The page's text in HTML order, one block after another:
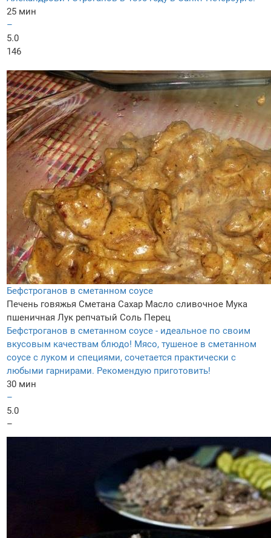
25 мин
–
5.0
146
Бефстроганов в сметанном соусе
Печень говяжья Сметана Сахар Масло сливочное Мука
пшеничная Лук репчатый Соль Перец
Бефстроганов в сметанном соусе - идеальное по своим
вкусовым качествам блюдо! Мясо, тушеное в сметанном
соусе с луком и специями, сочетается практически с
любыми гарнирами. Рекомендую приготовить!
30 мин
–
5.0
–